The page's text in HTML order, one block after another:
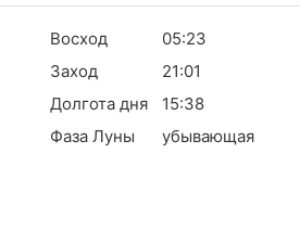
Восход
05:23
Заход
21:01
Долгота дня
15:38
Фаза Луны
убывающая